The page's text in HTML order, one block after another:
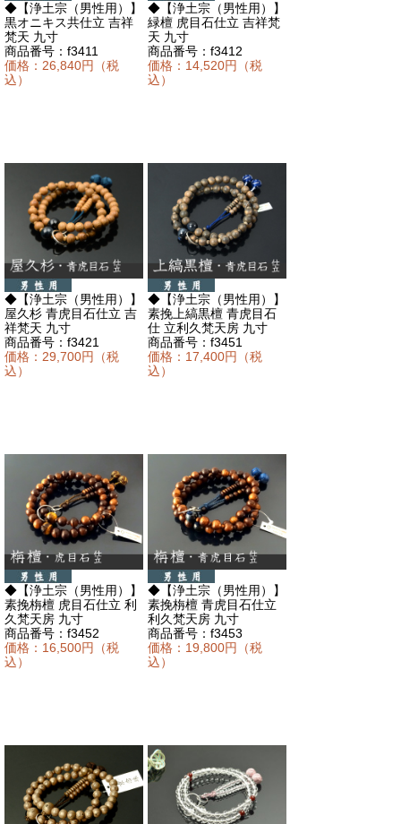
◆【浄土宗（男性用）】
黒オニキス共仕立 吉祥
梵天 九寸
商品番号：f3411
価格：26,840円（税
込）
◆【浄土宗（男性用）】
緑檀 虎目石仕立 吉祥梵
天 九寸
商品番号：f3412
価格：14,520円（税
込）
◆【浄土宗（男性用）】
屋久杉 青虎目石仕立 吉
祥梵天 九寸
商品番号：f3421
価格：29,700円（税
込）
◆【浄土宗（男性用）】
素挽上縞黒檀 青虎目石
仕 立利久梵天房 九寸
商品番号：f3451
価格：17,400円（税
込）
◆【浄土宗（男性用）】
素挽栴檀 虎目石仕立 利
久梵天房 九寸
商品番号：f3452
価格：16,500円（税
込）
◆【浄土宗（男性用）】
素挽栴檀 青虎目石仕立
利久梵天房 九寸
商品番号：f3453
価格：19,800円（税
込）